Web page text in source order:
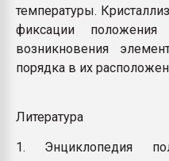
температуры.
фиксации
возникновения
порядка в их
Литература
1. Энциклопедия